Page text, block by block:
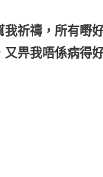
我祈禱，所有嘢
又畀我唔係病得